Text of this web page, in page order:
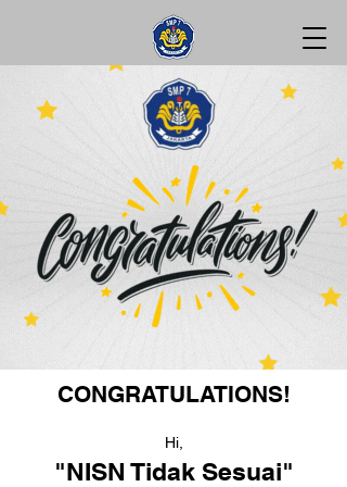
CONGRATULATIONS!
Hi,
"NISN Tidak Sesuai"